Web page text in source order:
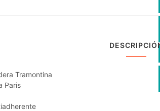
Tramontina
Paris